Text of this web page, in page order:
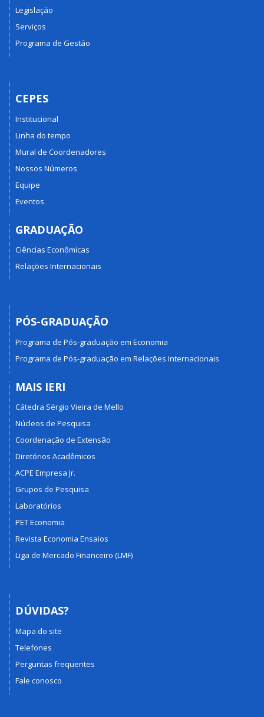
Legislação
Serviços
Programa de Gestão
CEPES
Institucional
Linha do tempo
Mural de Coordenadores
Nossos Números
Equipe
Eventos
GRADUAÇÃO
Ciências Econômicas
Relações Internacionais
PÓS-GRADUAÇÃO
Programa de Pós-graduação em Economia
Programa de Pós-graduação em Relações Internacionais
MAIS IERI
Cátedra Sérgio Vieira de Mello
Núcleos de Pesquisa
Coordenação de Extensão
Diretórios Acadêmicos
ACPE Empresa Jr.
Grupos de Pesquisa
Laboratórios
PET Economia
Revista Economia Ensaios
Liga de Mercado Financeiro (LMF)
DÚVIDAS?
Mapa do site
Telefones
Perguntas frequentes
Fale conosco